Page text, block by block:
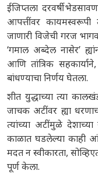
ईजिप्तला दरवर्षी
आपत्तींवर
जाणारी विजेची गरज
‘गमाल अब्देल नासेर’
आणि तांत्रिक
बांधण्याचा निर्णय घेतला.
शीत युद्धाच्या त्या
जाचक अटींवर ह्या
त्यांच्या अटींमुळे
काळात घडलेल्या काही
मदत न स्वीकारता,
पूर्ण केला.